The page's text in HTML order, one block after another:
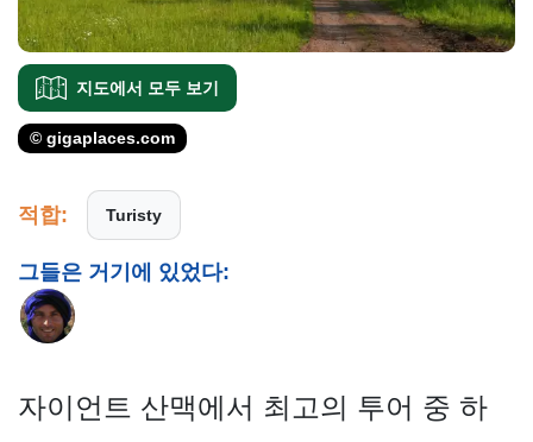
지도에서 모두 보기
© gigaplaces.com
적합: Turisty
그들은 거기에 있었다:
자이언트 산맥에서 최고의 투어 중 하